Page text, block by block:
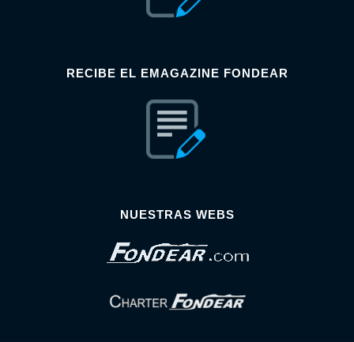
RECIBE EL EMAGAZINE FONDEAR
NUESTRAS WEBS